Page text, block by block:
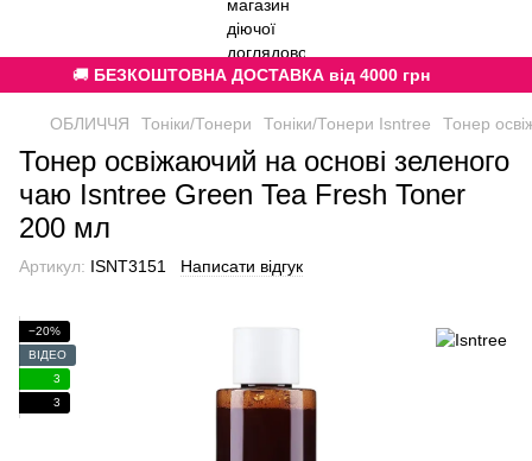
🚚 БЕЗКОШТОВНА ДОСТАВКА від 4000 грн
ОБЛИЧЧЯ Тоніки/Тонери Тоніки/Тонери Isntree Тонер
Тонер освіжаючий на основі зеленого
чаю Isntree Green Tea Fresh Toner
200 мл
Артикул: ISNT3151 Написати відгук
−20%
ВІДЕО
3
3